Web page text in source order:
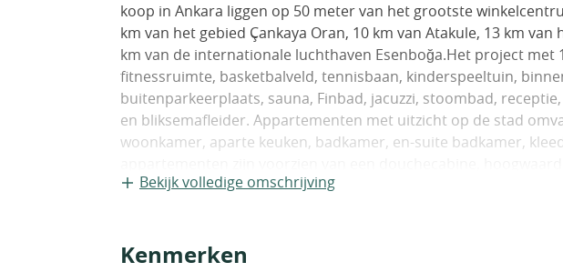
koop in Ankara liggen op 50 meter van het grootste
km van het gebied Çankaya Oran, 10 km van Atakule, 13 km van
km van de internationale luchthaven Esenboğa.Het project met
fitnessruimte, basketbalveld, tennisbaan, kinderspeeltuin,
buitenparkeerplaats, sauna, Finbad, jacuzzi, stoombad, receptie,
en bliksemafleider. Appartementen met uitzicht op de stad
woonkamer, aparte keuken, badkamer, en-suite badkamer,
laminaatvloer en natte vloer, behangselwerk, brandblusinstallatie
Bekijk volledige omschrijving
Kenmerken